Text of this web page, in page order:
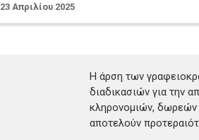
23 Απριλίου 2025
Η άρση των
διαδικασιών για την
κληρονομιών, δωρεών
αποτελούν